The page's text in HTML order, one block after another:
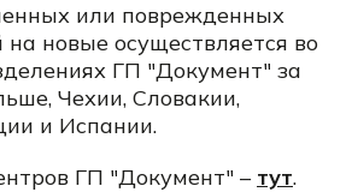
или поврежденных
на новые осуществляется во
ГП "Документ" за
Чехии, Словакии,
и Испании.
ГП "Документ" – тут.